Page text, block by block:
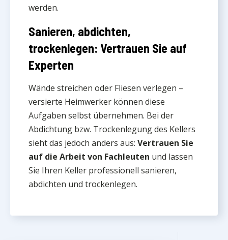
werden.
Sanieren, abdichten,
trockenlegen: Vertrauen Sie auf
Experten
Wände streichen oder Fliesen verlegen –
versierte Heimwerker können diese
Aufgaben selbst übernehmen. Bei der
Abdichtung bzw. Trockenlegung des Kellers
sieht das jedoch anders aus: Vertrauen Sie
auf die Arbeit von Fachleuten und lassen
Sie Ihren Keller professionell sanieren,
abdichten und trockenlegen.